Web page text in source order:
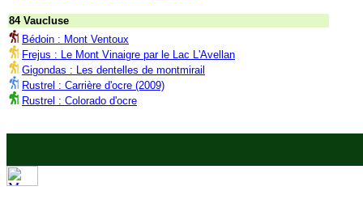
84 Vaucluse
Bédoin : Mont Ventoux
Frejus : Le Mont Vinaigre par le Lac L'Avellan
Gigondas : Les dentelles de montmirail
Rustrel : Carrière d'ocre (2009)
Rustrel : Colorado d'ocre